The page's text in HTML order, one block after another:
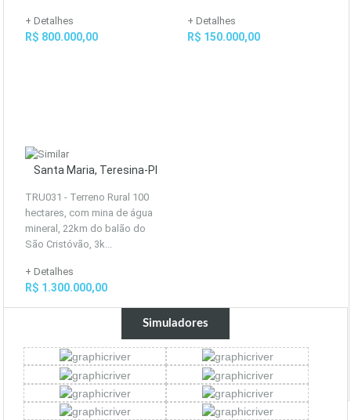
+ Detalhes
R$ 800.000,00
+ Detalhes
R$ 150.000,00
Santa Maria, Teresina-PI
TRU031 - Terreno Rural 100
hectares, com mina de água
mineral, 22km do balão do
São Cristóvão, 3k...
+ Detalhes
R$ 1.300.000,00
Simuladores